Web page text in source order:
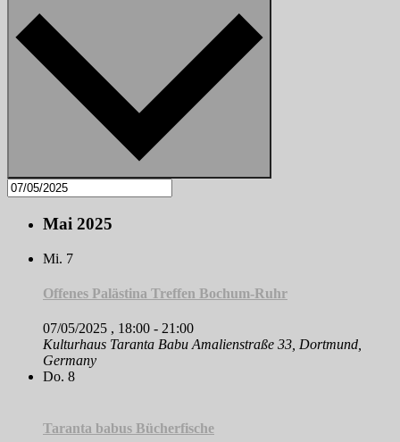
Mai 2025
Mi. 7
Offenes Palästina Treffen Bochum-Ruhr
07/05/2025 , 18:00 - 21:00
Kulturhaus Taranta BabuAmalienstraße 33, Dortmund,
Germany
Do. 8
Taranta babus Bücherfische